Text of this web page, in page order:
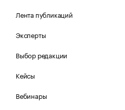
Лента публикаций
Эксперты
Выбор редакции
Кейсы
Вебинары